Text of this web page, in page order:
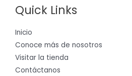
Quick Links
Inicio
Conoce más de nosotros
Visitar la tienda
Contáctanos